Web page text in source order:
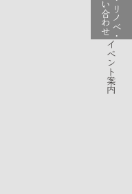
イベント案内